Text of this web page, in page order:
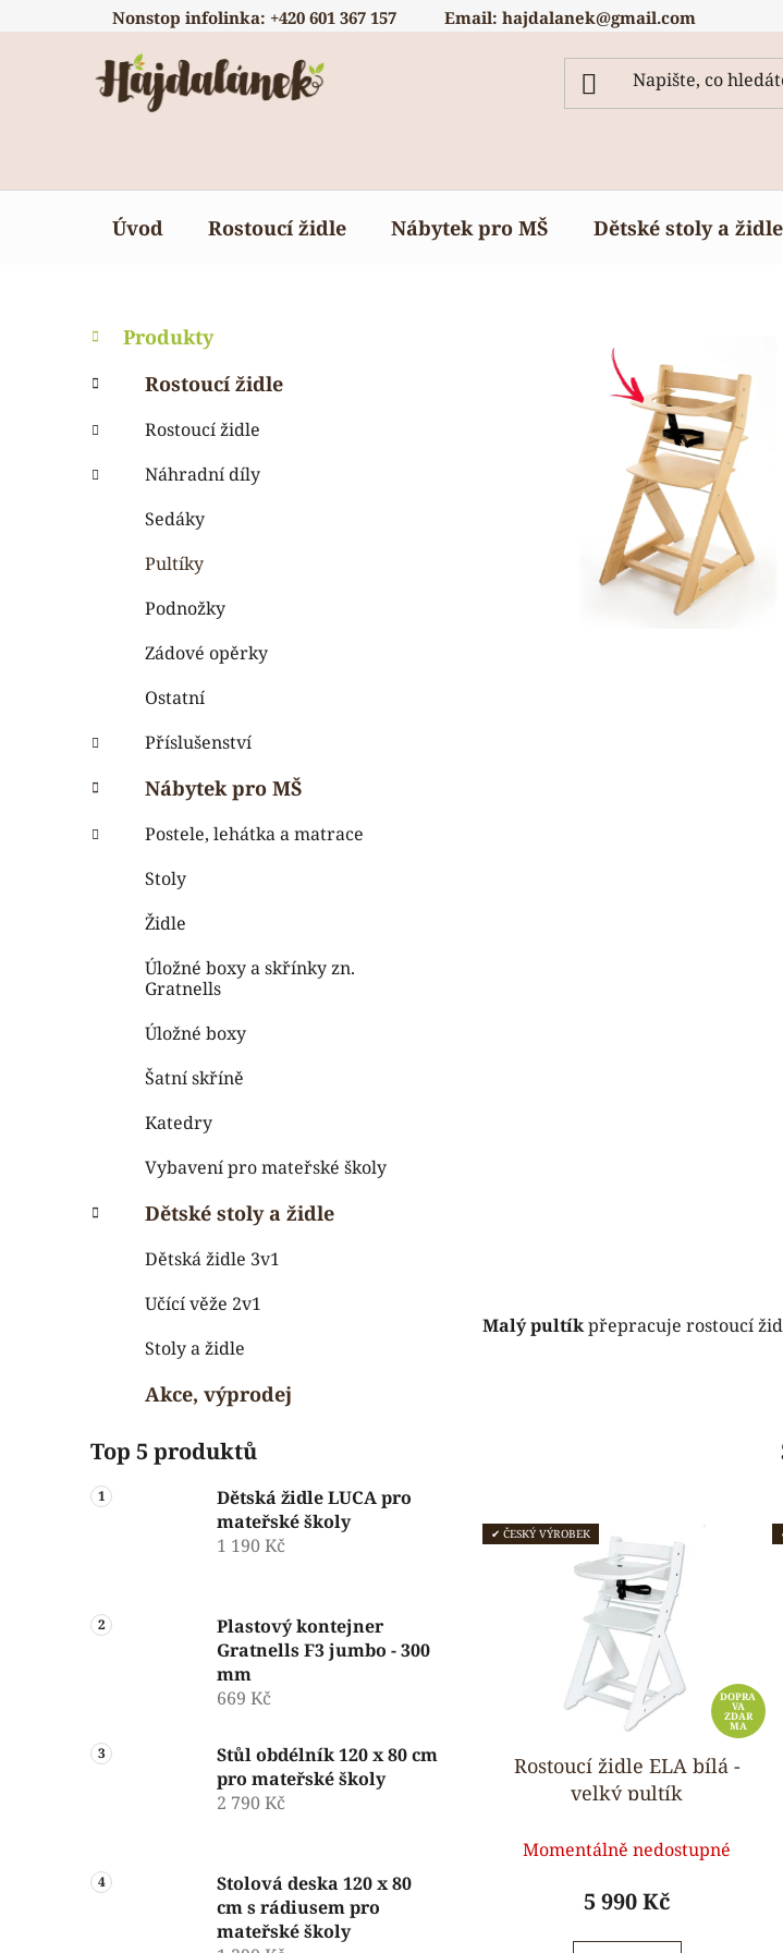
na
Nonstop infolinka: +420 601 367 157 Email: hajdalanek@gmail.com
Úvod Rostoucí židle Nábytek pro MŠ Dětské stoly a židle
P
o
s
r
a
Přeskočit
kategorie
K
a
t
e
g
o
r
Produkty
Rostoucí židle
Rostoucí židle
Náhradní díly
Sedáky
Pultíky
Podnožky
Zádové opěrky
Ostatní
Příslušenství
Nábytek pro MŠ
Postele, lehátka a matrace
Stoly
Židle
Úložné boxy a skřínky zn.
Gratnells
Úložné boxy
Šatní skříně
Katedry
Vybavení pro mateřské školy
Dětské stoly a židle
Dětská židle 3v1
Učící věže 2v1
Stoly a židle
Akce, výprodej
Top 5 produktů
Dětská židle LUCA pro
mateřské školy
1 190 Kč
Plastový kontejner
Gratnells F3 jumbo - 300
mm
669 Kč
Stůl obdélník 120 x 80 cm
pro mateřské školy
2 790 Kč
Stolová deska 120 x 80
cm s rádiusem pro
mateřské školy
Malý pultíkpřepracuje rostoucí
✔ ČESKÝ VÝROBEK
DOPRA
VA
ZDAR
MA
Rostoucí židle ELA bílá -
velký pultík
hodnocení
produktu
Momentálně nedostupné
5 990 Kč